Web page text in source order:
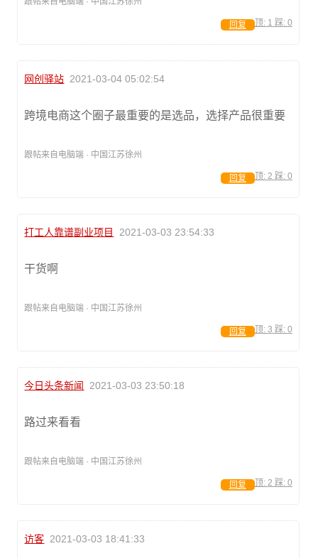
顶: 1 踩: 0
回复
网创驿站 2021-03-04 05:02:54
跨境电商这个圈子最重要的是选品，选择产品很重要
跟帖来自电脑端 · 中国江苏徐州
顶: 2 踩: 0
回复
打工人靠谱副业项目 2021-03-03 23:54:33
干货啊
跟帖来自电脑端 · 中国江苏徐州
顶: 3 踩: 0
回复
今日头条新闻 2021-03-03 23:50:18
路过来看看
跟帖来自电脑端 · 中国江苏徐州
顶: 2 踩: 0
回复
访客 2021-03-03 18:41:33